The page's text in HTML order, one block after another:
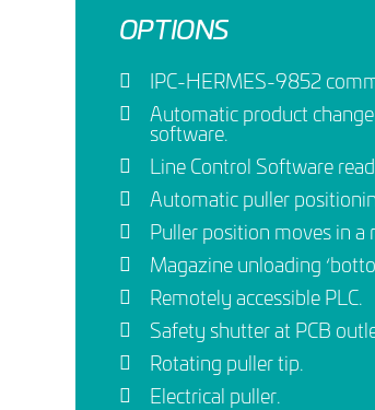
OPTIONS
IPC-HERMES-9852
Automatic product
software.
Line Control Software
Automatic puller
Puller position moves in
Magazine unloading
Remotely accessible PLC.
Safety shutter at PCB
Rotating puller tip.
Electrical puller.